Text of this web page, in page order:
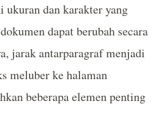
dan karakter yang
dapat berubah secara
jarak antarparagraf menjadi
meluber ke halaman
beberapa elemen penting